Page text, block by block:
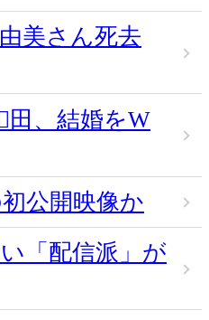
美さん死去
田、結婚をW
公開映像か
「配信派」が